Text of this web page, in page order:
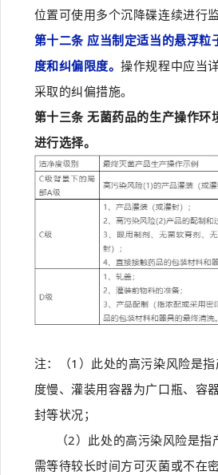
位置可使用多个沉降碟连续进行
第十二条 应当制定适当的悬浮粒
度和纠偏限度。操作规程中应当
采取的纠偏措施。
第十三条 无菌药品的生产操作环
进行选择。
注：（1）此处的高污染风险是
度慢、灌装用容器为广口瓶、容
封等状况；
（2）此处的高污染风险是指
需等待较长时间方可灭菌或不在